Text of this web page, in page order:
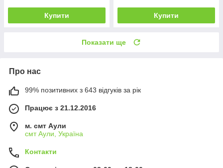
Купити Купити
Показати ще
Про нас
99% позитивних з 643 відгуків за рік
Працює з 21.12.2016
м. смт Аули
смт Аули, Україна
Контакти